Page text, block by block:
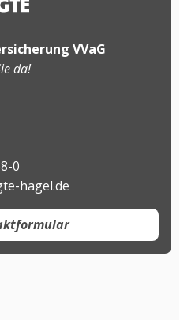
VVaG
da!
0
hagel.de